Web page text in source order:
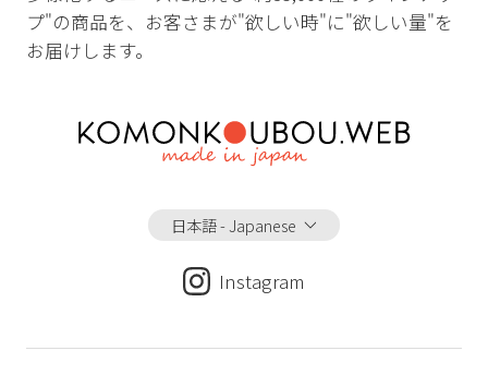
日本語 - Japanese
Instagram
プ"の商品を、お客さまが"欲しい時"に"欲しい量"を
お届けします。